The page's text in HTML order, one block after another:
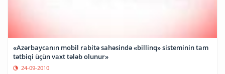
«Azərbaycanın mobil rabitə sahəsində «billinq» sisteminin tam
tətbiqi üçün vaxt tələb olunur»
24-09-2010